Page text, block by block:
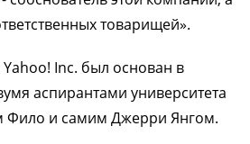
товарищей».
Inc. был основан в
аспирантами университета
Фило и самим Джерри Янгом.